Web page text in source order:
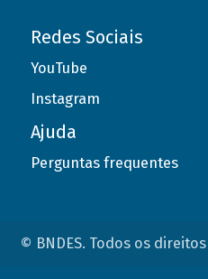
Redes Sociais
YouTube
Instagram
Ajuda
Perguntas frequentes
© BNDES. Todos os